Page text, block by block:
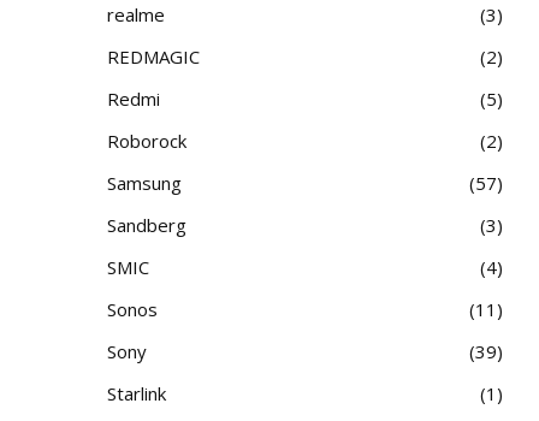
realme
3
REDMAGIC
2
Redmi
5
Roborock
2
Samsung
57
Sandberg
3
SMIC
4
Sonos
11
Sony
39
Starlink
1